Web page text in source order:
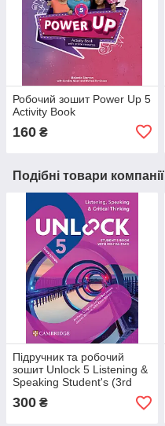
Робочий зошит Power Up 5
Activity Book
160 ₴
Подібні товари компанії
Підручник та робочий
зошит Unlock 5 Listening &
Speaking Student's (3rd
edition)
300 ₴